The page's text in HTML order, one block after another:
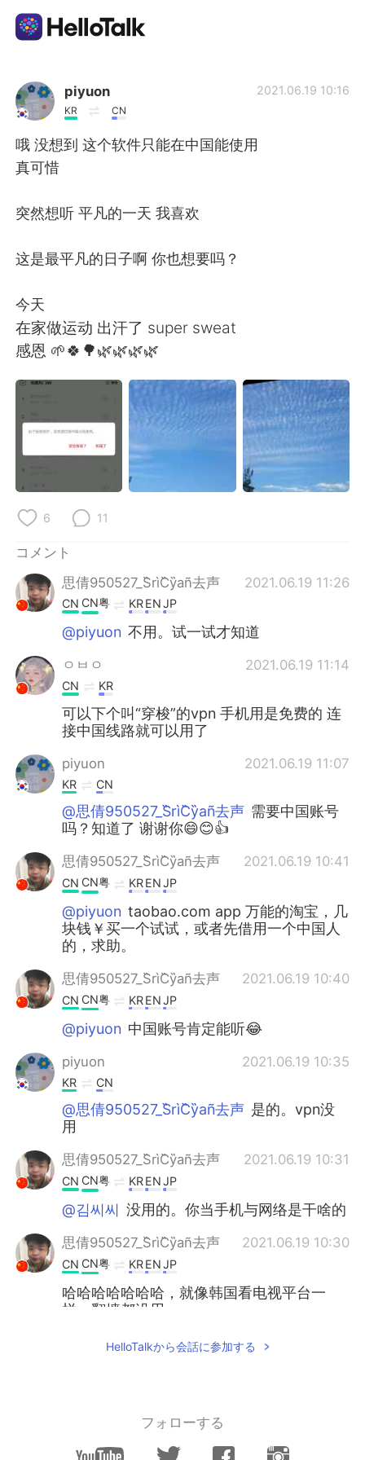
語学交換アプリ
AI Grammar Checker
日本語
العربية Français
ไทย
Indonesia Italiano
Türkçe Tiếng Việt
piyuon
KR CN
2021.06.19 10:16
哦 没想到 这个软件只能在中国能使用
真可惜
突然想听 平凡的一天 我喜欢
这是最平凡的日子啊 你也想要吗？
今天
在家做运动 出汗了 super sweat
感恩 🌱🍀🌳🌿🌿🌿🌿
6 11
コメント
思倩950527_S̋rìC̋y̏añ去声
2021.06.19 11:26
CN CN粤 KREN JP
@piyuon 不用。试一试才知道
ㅇㅂㅇ 2021.06.19 11:14
CN KR
可以下个叫“穿梭”的vpn 手机用是免费的 连
接中国线路就可以用了
piyuon 2021.06.19 11:07
KR CN
@思倩950527_S̋rìC̋y̏añ去声 需要中国账号
吗？知道了 谢谢你😄😊👍
思倩950527_S̋rìC̋y̏añ去声 2021.06.19 10:41
CN CN粤 KREN JP
@piyuon taobao.com app 万能的淘宝，几
块钱￥买一个试试，或者先借用一个中国人
的，求助。
思倩950527_S̋rìC̋y̏añ去声 2021.06.19 10:40
CN CN粤 KREN JP
@piyuon 中国账号肯定能听😂
piyuon 2021.06.19 10:35
KR CN
@思倩950527_S̋rìC̋y̏añ去声 是的。vpn没
用
思倩950527_S̋rìC̋y̏añ去声 2021.06.19 10:31
CN CN粤 KREN JP
@김씨씨 没用的。你当手机与网络是干啥的
思倩950527_S̋rìC̋y̏añ去声 2021.06.19 10:30
CN CN粤 KREN JP
哈哈哈哈哈哈哈，就像韩国看电视平台一
样。翻墙都没用
2021.06.19 10:21
CN
HelloTalkから会話に参加する
フォローする